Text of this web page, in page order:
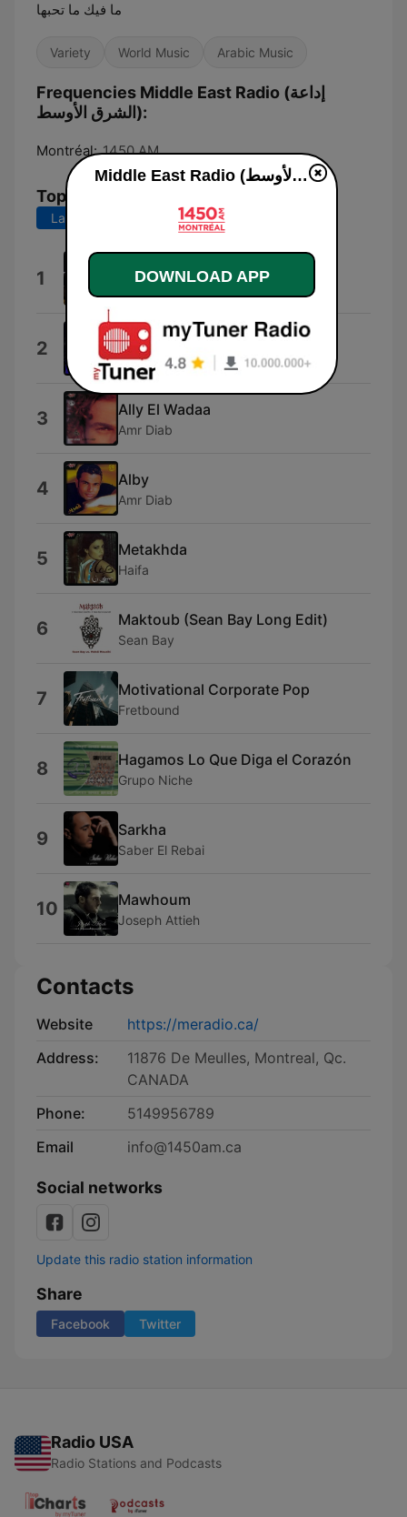
ما فيك ما تحبها
Variety World Music Arabic Music
Frequencies Middle East Radio (إداعة
الشرق الأوسط):
Montréal: 1450 AM
Top Songs
Last 7 days Last 30 days
1 تو مال من میشی
2 Free For You
Villatic
3 Ally El Wadaa
Amr Diab
4 Alby
Amr Diab
5 Metakhda
Haifa
6 Maktoub (Sean Bay Long Edit)
Sean Bay
7 Motivational Corporate Pop
Fretbound
8 Hagamos Lo Que Diga el Corazón
Grupo Niche
9 Sarkha
Saber El Rebai
10 Mawhoum
Joseph Attieh
Contacts
Website
https://meradio.ca/
Address:
11876 De Meulles, Montreal, Qc.
CANADA
Phone:
5149956789
Email
info@1450am.ca
Social networks
Update this radio station information
Share
Facebook Twitter
Radio USA
Radio Stations and Podcasts
Middle East Radio (إداعة الشرق الأوسط) live
DOWNLOAD APP